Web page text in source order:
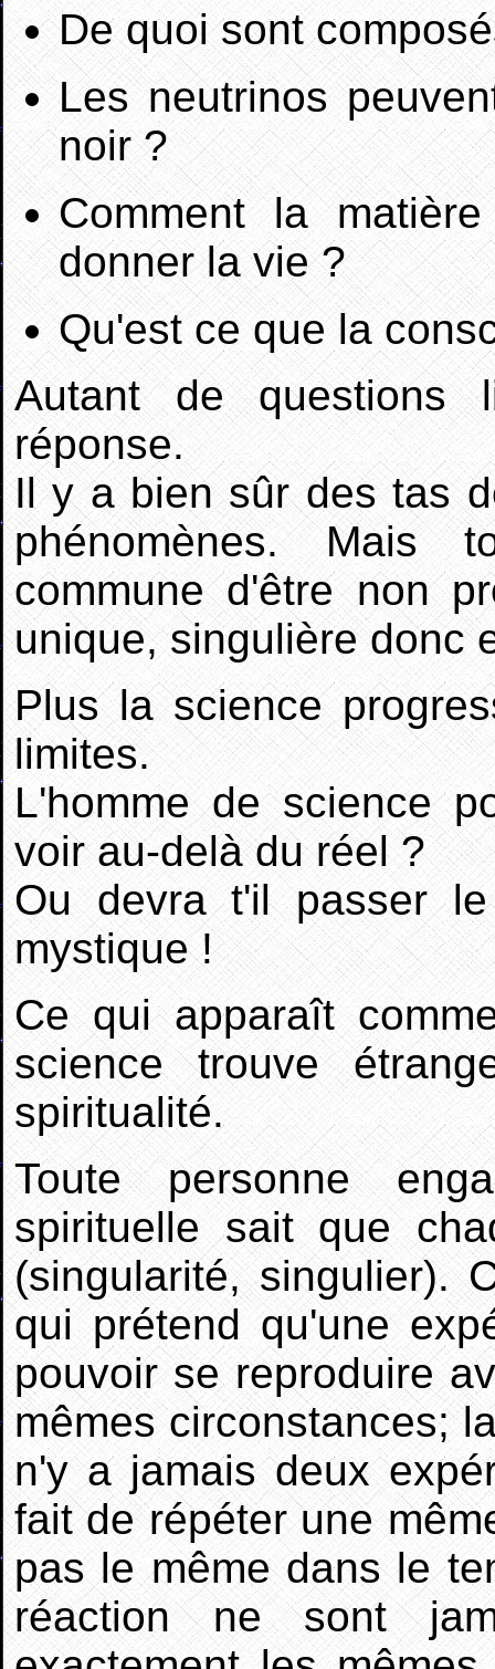
De quoi sont
Les neutrinos
noir ?
Comment la
donner la vie ?
Qu'est ce que la
Autant de questions
réponse.
Il y a bien sûr des tas
phénomènes. Mais
commune d'être non
unique, singulière donc
Plus la science
limites.
L'homme de science
voir au-delà du réel ?
Ou devra t'il passer
mystique !
Ce qui apparaît
science trouve
spiritualité.
Toute personne
spirituelle sait que
(singularité, singulier).
qui prétend qu'une
pouvoir se reproduire
mêmes circonstances;
n'y a jamais deux
fait de répéter une
pas le même dans le
réaction ne sont